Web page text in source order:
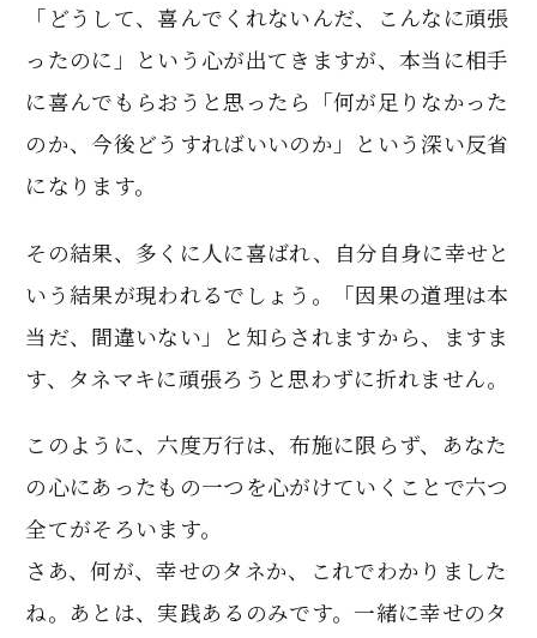
「どうして、喜んでくれないんだ、こんなに頑張
ったのに」という心が出てきますが、本当に相手
に喜んでもらおうと思ったら「何が足りなかった
のか、今後どうすればいいのか」という深い反省
になります。
その結果、多くに人に喜ばれ、自分自身に幸せと
いう結果が現われるでしょう。「因果の道理は本
当だ、間違いない」と知らされますから、ますま
す、タネマキに頑張ろうと思わずに折れません。
このように、六度万行は、布施に限らず、あなた
の心にあったもの一つを心がけていくことで六つ
全てがそろいます。
さあ、何が、幸せのタネか、これでわかりました
ね。あとは、実践あるのみです。一緒に幸せのタ